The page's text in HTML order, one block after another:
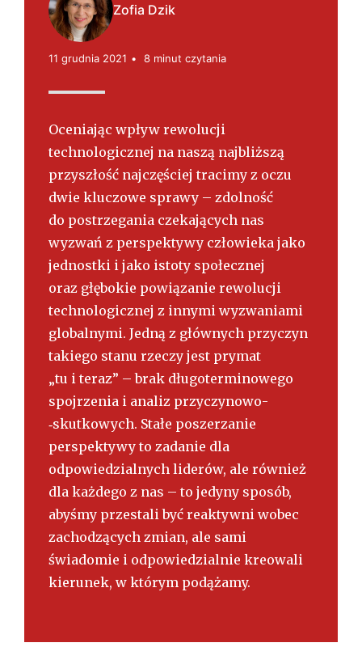
s
k
Zofia Dzik
11 grudnia 2021 8 minut czytania
Oceniając wpływ rewolucji
technologicznej na naszą najbliższą
przyszłość najczęściej tracimy z oczu
dwie kluczowe sprawy – zdolność
do postrzegania czekających nas
wyzwań z perspektywy człowieka jako
jednostki i jako istoty społecznej
oraz głębokie powiązanie rewolucji
technologicznej z innymi wyzwaniami
globalnymi. Jedną z głównych przyczyn
takiego stanu rzeczy jest prymat
„tu i teraz” – brak długoterminowego
spojrzenia i analiz przyczynowo­
‑skutkowych. Stałe poszerzanie
perspektywy to zadanie dla
odpowiedzialnych liderów, ale również
dla każdego z nas – to jedyny sposób,
abyśmy przestali być reaktywni wobec
zachodzących zmian, ale sami
świadomie i odpowiedzialnie kreowali
kierunek, w którym podążamy.